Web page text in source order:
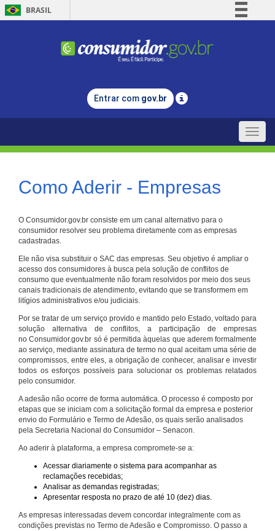
BRASIL
Comunica BR
Legislação
Entrar com gov.br
Toggle
Como Aderir - Empresas
O Consumidor.gov.br consiste em um canal alternativo para o
consumidor resolver seu problema diretamente com as empresas
cadastradas.
Ele não visa substituir o SAC das empresas. Seu objetivo é ampliar o
acesso dos consumidores à busca pela solução de conflitos de
consumo que eventualmente não foram resolvidos por meio dos seus
canais tradicionais de atendimento, evitando que se transformem em
litígios administrativos e/ou judiciais.
Por se tratar de um serviço provido e mantido pelo Estado, voltado para
solução alternativa de conflitos, a participação de empresas
no Consumidor.gov.br só é permitida àquelas que aderem formalmente
ao serviço, mediante assinatura de termo no qual aceitam uma série de
compromissos, entre eles, a obrigação de conhecer, analisar e investir
todos os esforços possíveis para solucionar os problemas relatados
pelo consumidor.
A adesão não ocorre de forma automática. O processo é composto por
etapas que se iniciam com a solicitação formal da empresa e posterior
envio do Formulário e Termo de Adesão, os quais serão analisados
pela Secretaria Nacional do Consumidor – Senacon.
Ao aderir à plataforma, a empresa compromete-se a:
Acessar diariamente o sistema para acompanhar as
reclamações recebidas;
Analisar as demandas registradas;
Apresentar resposta no prazo de até 10 (dez) dias.
As empresas interessadas devem concordar integralmente com as
condições previstas no Termo de Adesão e Compromisso. O passo a